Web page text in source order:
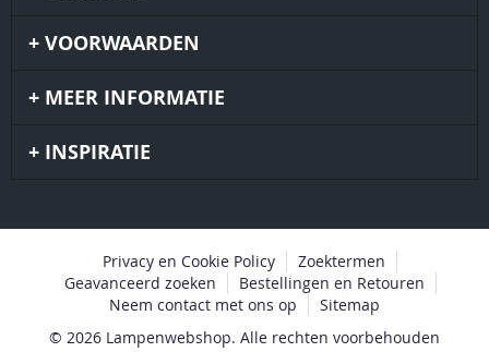
VOORWAARDEN
MEER INFORMATIE
INSPIRATIE
Privacy en Cookie Policy
Zoektermen
Geavanceerd zoeken
Bestellingen en Retouren
Neem contact met ons op
Sitemap
© 2026 Lampenwebshop. Alle rechten voorbehouden